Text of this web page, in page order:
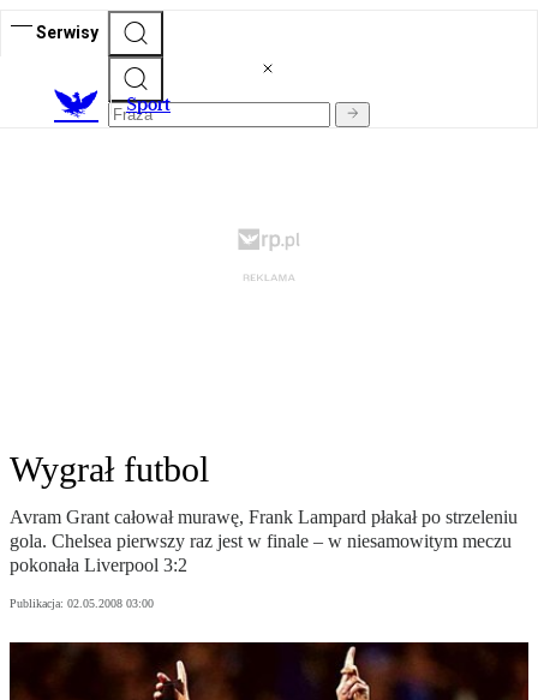
Serwisy
Sport
Wygrał futbol
Avram Grant całował murawę, Frank Lampard płakał po strzeleniu
gola. Chelsea pierwszy raz jest w finale – w niesamowitym meczu
pokonała Liverpool 3:2
Publikacja: 02.05.2008 03:00